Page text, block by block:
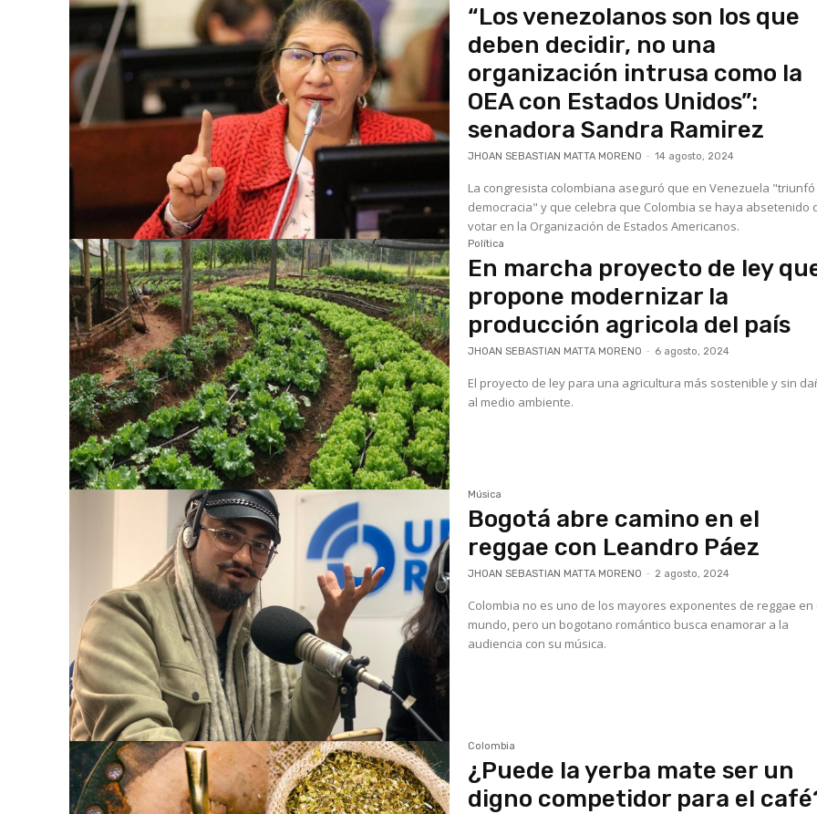
“Los venezolanos son los que
deben decidir, no una
organización intrusa como la
OEA con Estados Unidos”:
senadora Sandra Ramirez
JHOAN SEBASTIAN MATTA MORENO - 14 agosto, 2024
La congresista colombiana aseguró que en Venezuela "triunfó
democracia" y que celebra que Colombia se haya absetenido
votar en la Organización de Estados Americanos.
Política
En marcha proyecto de ley
propone modernizar la
producción agricola del país
JHOAN SEBASTIAN MATTA MORENO - 6 agosto, 2024
El proyecto de ley para una agricultura más sostenible y sin
al medio ambiente.
Música
Bogotá abre camino en el
reggae con Leandro Páez
JHOAN SEBASTIAN MATTA MORENO - 2 agosto, 2024
Colombia no es uno de los mayores exponentes de reggae en
mundo, pero un bogotano romántico busca enamorar a la
audiencia con su música.
Colombia
¿Puede la yerba mate ser un
digno competidor para el